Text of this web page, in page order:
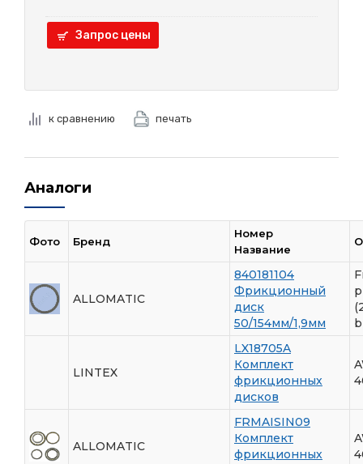
Запрос цены
к сравнению печать
Аналоги
Фото Бренд
Номер
Название
ALLOMATIC
840181104
Фрикционный
диск
50/154мм/1,9мм
LINTEX
LX18705A
Комплект
фрикционных
дисков
ALLOMATIC
FRMAISIN09
Комплект
фрикционных